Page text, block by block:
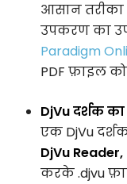
आसान
उपकरण का
Paradigm
PDF फ़ाइल
DjVu दर्शक
एक DjVu
DjVu Reader,
करके .djvu